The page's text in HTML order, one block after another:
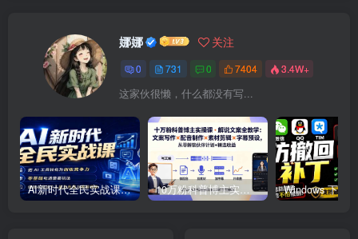
娜娜 关注
0 731 0 7404 3.4W+
这家伙很懒，什么都没有写...
AI新时代全民实战课，把 AI 工具转化为创收竞争力，零基础吃透整套玩法，借助AI完成个人能力升级与收益增收。 10万粉科普博主实操课-解说文案全教学：文案写作×配音制作×素材剪辑×字幕预设，从零解锁伙伴计划+精选收益